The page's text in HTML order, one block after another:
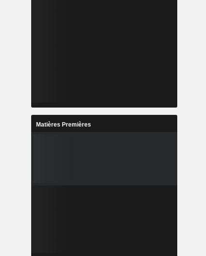
Matières Premières